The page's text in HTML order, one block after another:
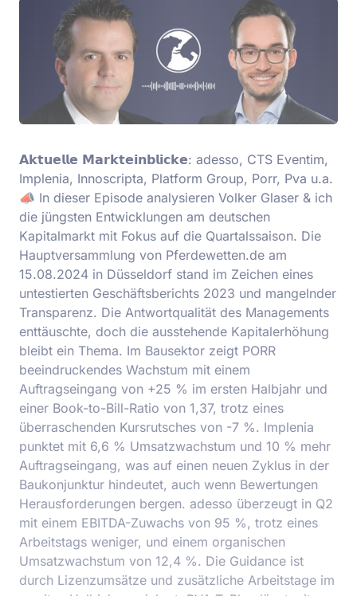
𝗔𝗸𝘁𝘂𝗲𝗹𝗹𝗲 𝗠𝗮𝗿𝗸𝘁𝗲𝗶𝗻𝗯𝗹𝗶𝗰𝗸𝗲: adesso, CTS Eventim,
Implenia, Innoscripta, Platform Group, Porr, Pva u.a.
📣 In dieser Episode analysieren Volker Glaser & ich
die jüngsten Entwicklungen am deutschen
Kapitalmarkt mit Fokus auf die Quartalssaison. Die
Hauptversammlung von Pferdewetten.de am
15.08.2024 in Düsseldorf stand im Zeichen eines
untestierten Geschäftsberichts 2023 und mangelnder
Transparenz. Die Antwortqualität des Managements
enttäuschte, doch die ausstehende Kapitalerhöhung
bleibt ein Thema. Im Bausektor zeigt PORR
beeindruckendes Wachstum mit einem
Auftragseingang von +25 % im ersten Halbjahr und
einer Book-to-Bill-Ratio von 1,37, trotz eines
überraschenden Kursrutsches von -7 %. Implenia
punktet mit 6,6 % Umsatzwachstum und 10 % mehr
Auftragseingang, was auf einen neuen Zyklus in der
Baukonjunktur hindeutet, auch wenn Bewertungen
Herausforderungen bergen. adesso überzeugt in Q2
mit einem EBITDA-Zuwachs von 95 %, trotz eines
Arbeitstags weniger, und einem organischen
Umsatzwachstum von 12,4 %. Die Guidance ist
durch Lizenzumsätze und zusätzliche Arbeitstage im